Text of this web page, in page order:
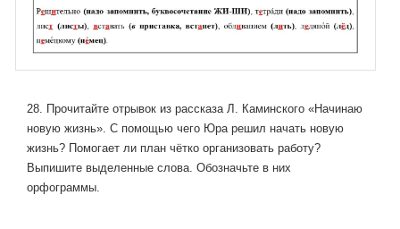
28. Прочитайте отрывок из рассказа Л. Каминского «Начинаю
новую жизнь». С помощью чего Юра решил начать новую
жизнь? Помогает ли план чётко организовать работу?
Выпишите выделенные слова. Обозначьте в них
орфограммы.